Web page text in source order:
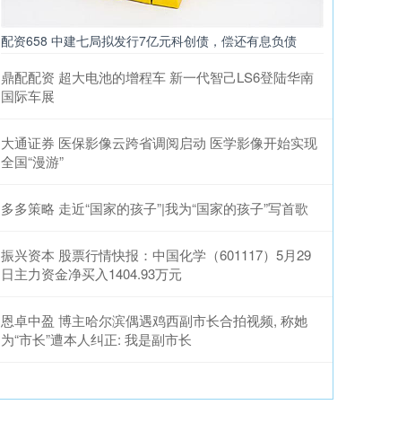
配资658 中建七局拟发行7亿元科创债，偿还有息负债
鼎配配资 超大电池的增程车 新一代智己LS6登陆华南
国际车展
大通证券 医保影像云跨省调阅启动 医学影像开始实现
全国“漫游”
多多策略 走近“国家的孩子”|我为“国家的孩子”写首歌
振兴资本 股票行情快报：中国化学（601117）5月29
日主力资金净买入1404.93万元
恩卓中盈 博主哈尔滨偶遇鸡西副市长合拍视频, 称她
为“市长”遭本人纠正: 我是副市长